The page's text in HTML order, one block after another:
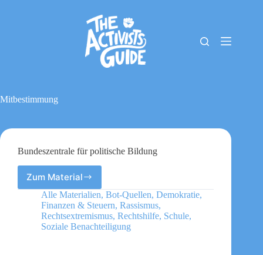
Downloads
Mitbestimmung
Bundeszentrale für politische Bildung
Zum MaterialBundeszentrale
für
politische
Bildung
Alle Materialien, Bot-Quellen, Demokratie,
Finanzen & Steuern, Rassismus,
Rechtsextremismus, Rechtshilfe, Schule,
Soziale Benachteiligung